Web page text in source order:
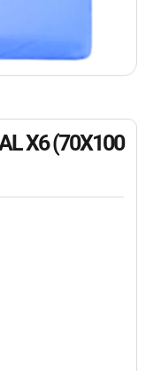
X6 (70X100